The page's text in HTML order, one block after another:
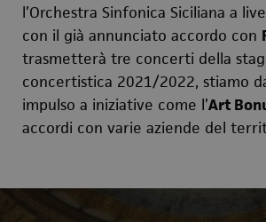
l’Orchestra Sinfonica Siciliana a
con il già annunciato accordo con
trasmetterà tre concerti della
concertistica 2021/2022, stiamo
impulso a iniziative come l’Art
accordi con varie aziende del